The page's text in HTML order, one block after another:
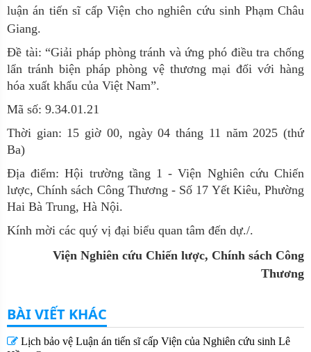
luận án tiến sĩ cấp Viện cho nghiên cứu sinh Phạm Châu
Giang.
Đề tài: “Giải pháp phòng tránh và ứng phó điều tra chống
lẩn tránh biện pháp phòng vệ thương mại đối với hàng
hóa xuất khẩu của Việt Nam”.
Mã số: 9.34.01.21
Thời gian: 15 giờ 00, ngày 04 tháng 11 năm 2025 (thứ
Ba)
Địa điểm: Hội trường tầng 1 - Viện Nghiên cứu Chiến
lược, Chính sách Công Thương - Số 17 Yết Kiêu, Phường
Hai Bà Trung, Hà Nội.
Kính mời các quý vị đại biểu quan tâm đến dự./.
Viện Nghiên cứu Chiến lược, Chính sách Công
Thương
BÀI VIẾT KHÁC
Lịch bảo vệ Luận án tiến sĩ cấp Viện của Nghiên cứu sinh Lê